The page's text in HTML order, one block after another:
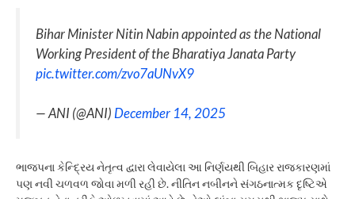
Bihar Minister Nitin Nabin appointed as the National
Working President of the Bharatiya Janata Party
pic.twitter.com/zvo7aUNvX9
— ANI (@ANI) December 14, 2025
ભાજપના કેન્દ્રિય નેતૃત્વ દ્વારા લેવાયેલા આ નિર્ણયથી બિહાર રાજકારણમાં
પણ નવી ચળવળ જોવા મળી રહી છે. નીતિન નબીનને સંગઠનાત્મક દૃષ્ટિએ